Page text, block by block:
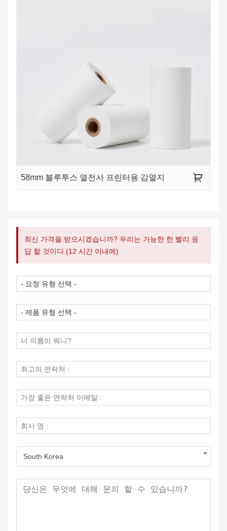
58mm 블루투스 열전사 프린터용 감열지
최신 가격을 받으시겠습니까? 우리는 가능한 한 빨리 응
답 할 것이다 (12 시간 이내에)
South Korea